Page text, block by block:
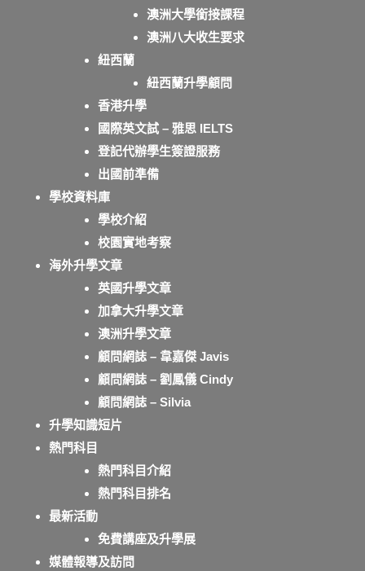
澳洲大學銜接課程
澳洲八大收生要求
紐西蘭
紐西蘭升學顧問
香港升學
國際英文試 – 雅思 IELTS
登記代辦學生簽證服務
出國前準備
學校資料庫
學校介紹
校園實地考察
海外升學文章
英國升學文章
加拿大升學文章
澳洲升學文章
顧問網誌 – 韋嘉傑 Javis
顧問網誌 – 劉鳳儀 Cindy
顧問網誌 – Silvia
升學知識短片
熱門科目
熱門科目介紹
熱門科目排名
最新活動
免費講座及升學展
媒體報導及訪問